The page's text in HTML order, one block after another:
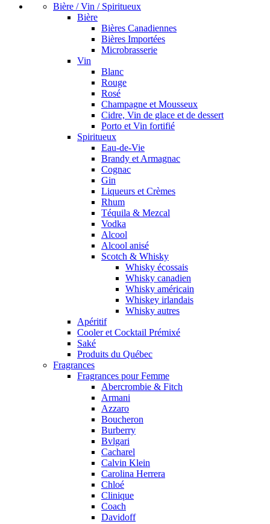
Bière / Vin / Spiritueux
Bière
Bières Canadiennes
Bières Importées
Microbrasserie
Vin
Blanc
Rouge
Rosé
Champagne et Mousseux
Cidre, Vin de glace et de dessert
Porto et Vin fortifié
Spiritueux
Eau-de-Vie
Brandy et Armagnac
Cognac
Gin
Liqueurs et Crèmes
Rhum
Téquila & Mezcal
Vodka
Alcool
Alcool anisé
Scotch & Whisky
Whisky écossais
Whisky canadien
Whisky américain
Whiskey irlandais
Whisky autres
Apéritif
Cooler et Cocktail Prémixé
Saké
Produits du Québec
Fragrances
Fragrances pour Femme
Abercrombie & Fitch
Armani
Azzaro
Boucheron
Burberry
Bvlgari
Cacharel
Calvin Klein
Carolina Herrera
Chloé
Clinique
Coach
Davidoff